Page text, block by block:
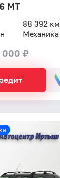
MT
88 392 км
Механика
000 ₽